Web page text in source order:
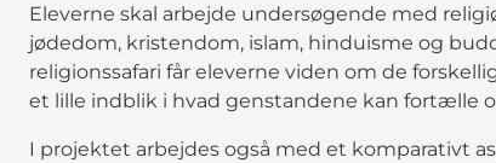
Eleverne skal arbejde undersøgende med
jødedom, kristendom, islam, hinduisme og
religionssafari får eleverne viden om de
et lille indblik i hvad genstandene kan fortælle
I projektet arbejdes også med et komparativt